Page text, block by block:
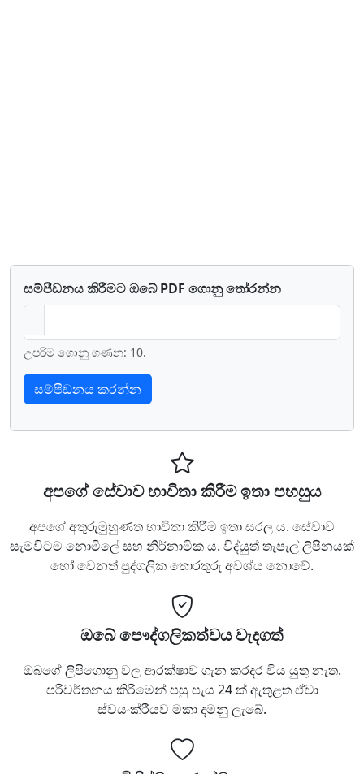
සම්පීඩනය කිරීමට ඔබේ PDF ගොනු තෝරන්න
උපරිම ගොනු ගණන: 10.
අපගේ සේවාව භාවිතා කිරීම ඉතා පහසුය
අපගේ අතුරුමුහුණත භාවිතා කිරීම ඉතා සරල ය. සේවාව
සැමවිටම නොමිලේ සහ නිර්නාමික ය. විද්යුත් තැපැල් ලිපිනයක්
හෝ වෙනත් පුද්ගලික තොරතුරු අවශ්ය නොවේ.
ඔබේ පෞද්ගලිකත්වය වැදගත්
ඔබගේ ලිපිගොනු වල ආරක්ෂාව ගැන කරදර විය යුතු නැත.
පරිවර්තනය කිරීමෙන් පසු පැය 24 ක් ඇතුළත ඒවා
ස්වයංක්රීයව මකා දමනු ලැබේ.